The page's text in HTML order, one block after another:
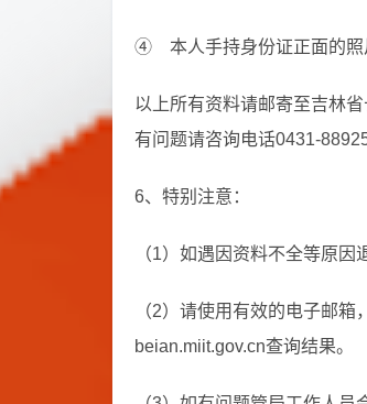
④ 本人手持身份证正面的照
以上所有资料请邮寄至吉林
有问题请咨询电话0431-
6、特别注意：
（1）如遇因资料不全等原因
（2）请使用有效的电子邮
beian.miit.gov.cn查询结果。